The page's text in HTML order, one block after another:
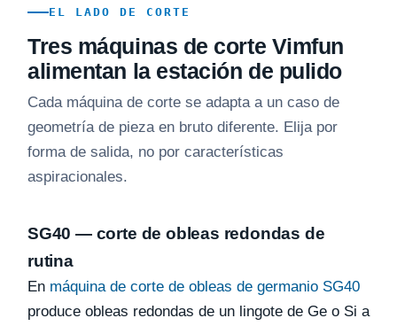
EL LADO DE CORTE
Tres máquinas de corte Vimfun
alimentan la estación de pulido
Cada máquina de corte se adapta a un caso de
geometría de pieza en bruto diferente. Elija por
forma de salida, no por características
aspiracionales.
SG40 — corte de obleas redondas de
rutina
En máquina de corte de obleas de germanio SG40
produce obleas redondas de un lingote de Ge o Si a